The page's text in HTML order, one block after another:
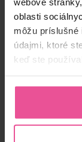
oblasti
môžu
údajmi, ktoré
keď ste